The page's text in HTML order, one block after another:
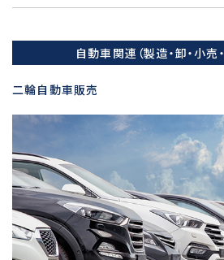
自動車関連（製造・卸・小売
二輪自動車販売